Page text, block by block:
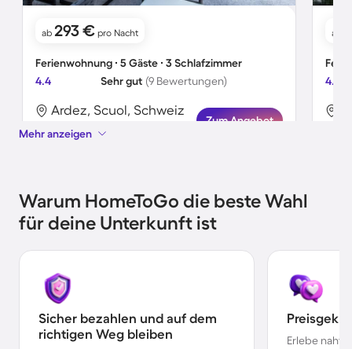
ab 293 € pro Nacht
Ferienwohnung ∙ 5 Gäste ∙ 3 Schlafzimmer
4.4
Sehr gut (9 Bewertungen)
Ardez, Scuol, Schweiz
Zum Angebot
ab
4.5
Mehr anzeigen
Warum HomeToGo die beste Wahl
für deine Unterkunft ist
Sicher bezahlen und auf dem
richtigen Weg bleiben
Erlebe